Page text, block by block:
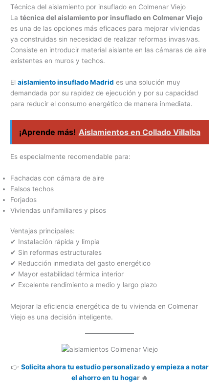
Técnica del aislamiento por insuflado en Colmenar Viejo
Latécnica del aislamiento por insuflado en Colmenar Viejo
es una de las opciones más eficaces para mejorar viviendas
ya construidas sin necesidad de realizar reformas invasivas.
Consiste en introducir material aislante en las cámaras de aire
existentes en muros y techos.
Elaislamiento insuflado Madrid es una solución muy
demandada por su rapidez de ejecución y por su capacidad
para reducir el consumo energético de manera inmediata.
¡Aprende más! Aislamientos en Collado Villalba
Es especialmente recomendable para:
Fachadas con cámara de aire
Falsos techos
Forjados
Viviendas unifamiliares y pisos
Ventajas principales:
✔ Instalación rápida y limpia
✔ Sin reformas estructurales
✔ Reducción inmediata del gasto energético
✔ Mayor estabilidad térmica interior
✔ Excelente rendimiento a medio y largo plazo
Mejorar la eficiencia energética de tu vivienda en Colmenar
Viejo es una decisión inteligente.
👉 Solicita ahora tu estudio personalizado y empieza a notar
el ahorro en tu hogar 🔥